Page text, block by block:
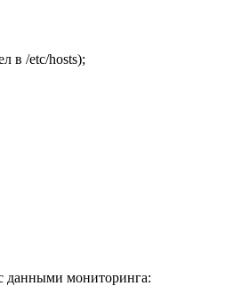
в /etc/hosts);
данными мониторинга: